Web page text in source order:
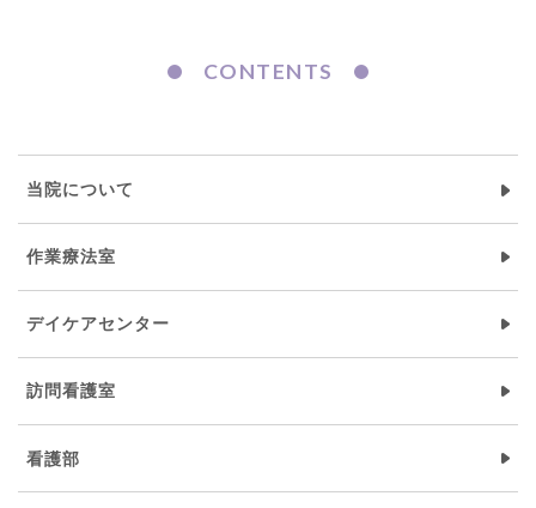
CONTENTS
当院について
作業療法室
デイケアセンター
訪問看護室
看護部